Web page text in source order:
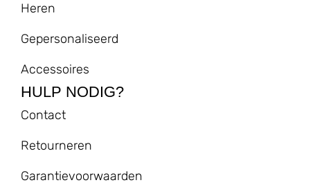
Heren
Gepersonaliseerd
Accessoires
HULP NODIG?
Contact
Retourneren
Garantievoorwaarden